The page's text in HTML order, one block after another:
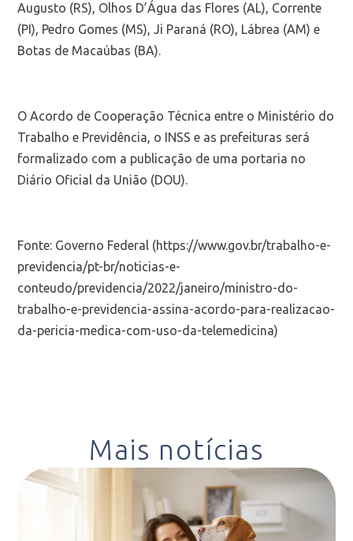
Augusto (RS), Olhos D’Água das Flores (AL), Corrente
(PI), Pedro Gomes (MS), Ji Paraná (RO), Lábrea (AM) e
Botas de Macaúbas (BA).
O Acordo de Cooperação Técnica entre o Ministério do
Trabalho e Previdência, o INSS e as prefeituras será
formalizado com a publicação de uma portaria no
Diário Oficial da União (DOU).
Fonte: Governo Federal (https://www.gov.br/trabalho-e-
previdencia/pt-br/noticias-e-
conteudo/previdencia/2022/janeiro/ministro-do-
trabalho-e-previdencia-assina-acordo-para-realizacao-
da-pericia-medica-com-uso-da-telemedicina)
Mais notícias